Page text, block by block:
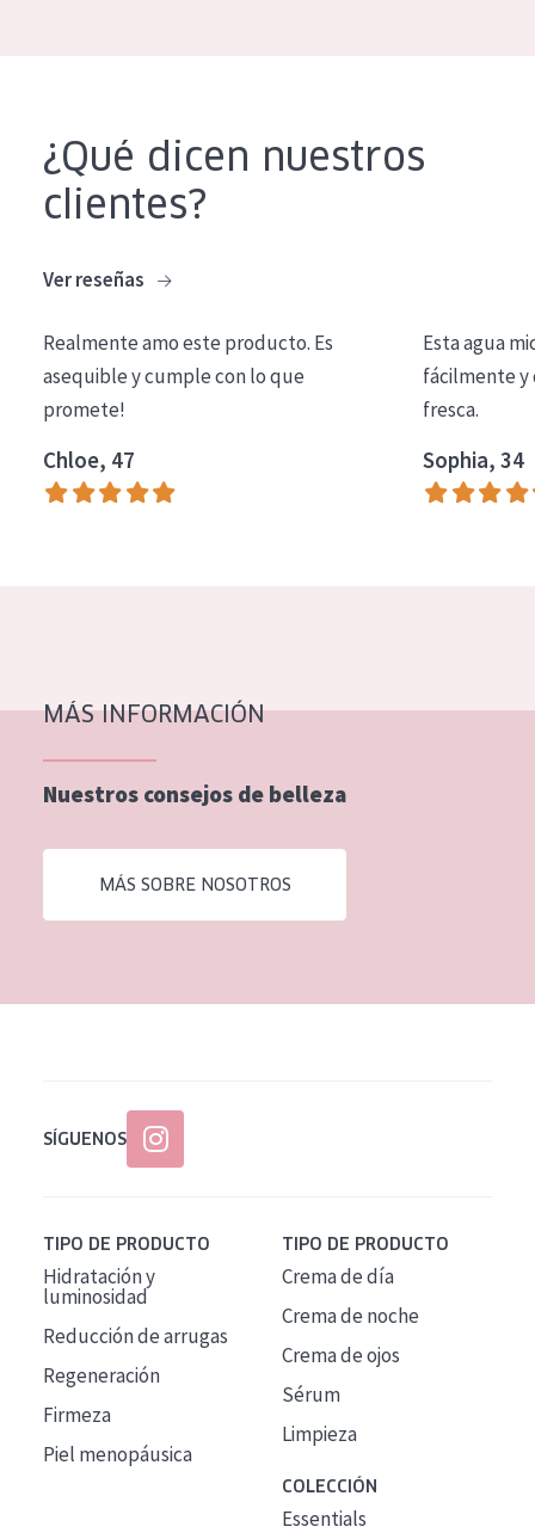
Essentials
Lift+
Piel sensible
Piel normal y seca
Piel mixata o grasa
Piel madura
Todas las edades
Piel madura
¿Qué dicen nuestros
clientes?
Ver reseñas
Realmente amo este producto. Es
asequible y cumple con lo que
promete!
Chloe, 47
Esta agua
fácilmente y
fresca.
Sophia, 34
MÁS INFORMACIÓN
Nuestros consejos de belleza
MÁS SOBRE NOSOTROS
SÍGUENOS
TIPO DE PRODUCTO
Hidratación y
luminosidad
Reducción de arrugas
Regeneración
Firmeza
Piel menopáusica
TIPO DE PRODUCTO
Crema de día
Crema de noche
Crema de ojos
Sérum
Limpieza
COLECCIÓN
Essentials